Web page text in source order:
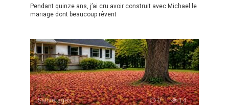
Pendant quinze ans, j’ai cru avoir construit avec Michael le
mariage dont beaucoup rêvent
Sauvetages 0 14